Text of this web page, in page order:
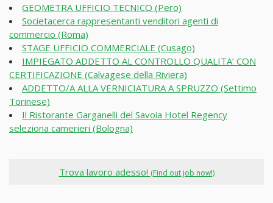
GEOMETRA UFFICIO TECNICO (Pero)
Societacerca rappresentanti venditori agenti di
commercio (Roma)
STAGE UFFICIO COMMERCIALE (Cusago)
IMPIEGATO ADDETTO AL CONTROLLO QUALITA’ CON
CERTIFICAZIONE (Calvagese della Riviera)
ADDETTO/A ALLA VERNICIATURA A SPRUZZO (Settimo
Torinese)
Il Ristorante Garganelli del Savoia Hotel Regency
seleziona camerieri (Bologna)
Trova lavoro adesso! (Find out job now!)